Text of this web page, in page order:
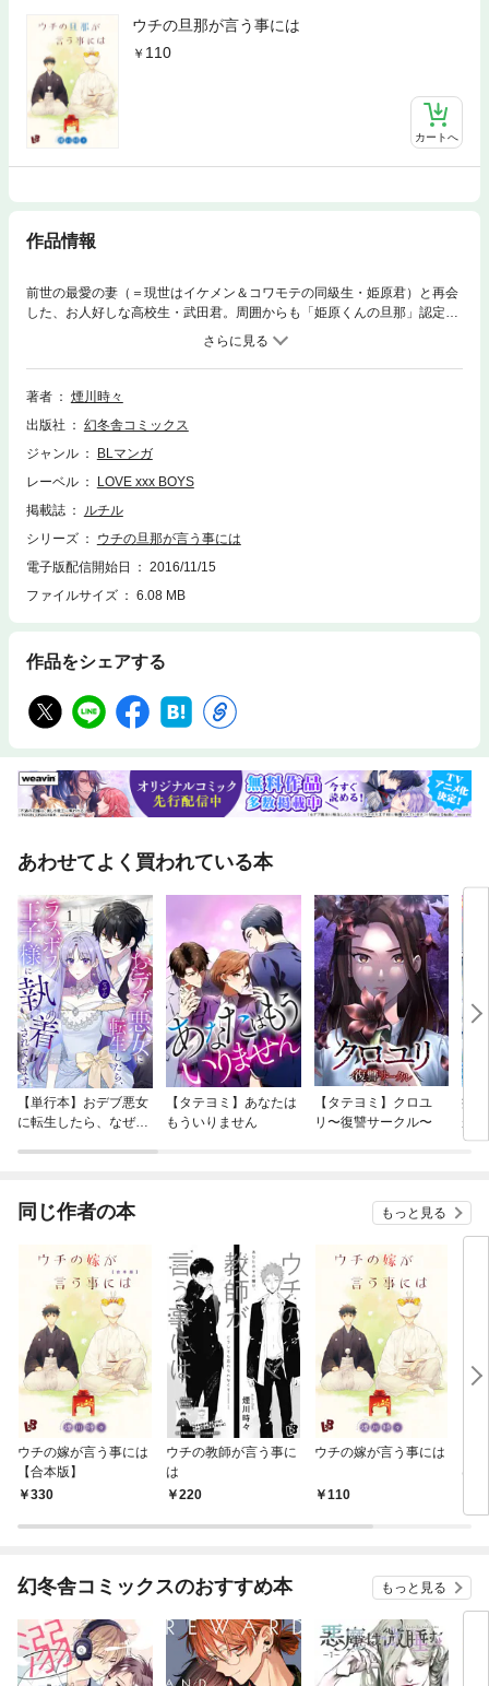
ウチの旦那が言う事には
110
カートへ
作品情報
前世の最愛の妻（＝現世はイケメン＆コワモテの同級生・姫原君）と再会
した、お人好しな高校生・武田君。周囲からも「姫原くんの旦那」認定さ
著者
煙川時々
出版社
幻冬舎コミックス
ジャンル
BLマンガ
レーベル
LOVE xxx BOYS
掲載誌
ルチル
シリーズ
ウチの旦那が言う事には
電子版配信開始日
2016/11/15
ファイルサイズ
6.08 MB
作品をシェアする
あわせてよく買われている本
【単行本】おデブ悪女
に転生したら、なぜか
【タテヨミ】あなたは
もういりません
【タテヨミ】クロユ
リ〜復讐サークル〜
病
が
ぎ
同じ作者の本 もっと見る
ウチの嫁が言う事には
【合本版】
330
ウチの教師が言う事に
は
220
ウチの嫁が言う事には
110
は
幻冬舎コミックスのおすすめ本 もっと見る